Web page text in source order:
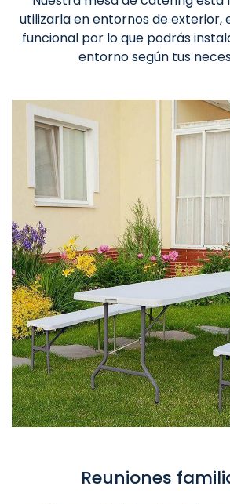
utilizarla en entornos de exterior,
funcional por lo que podrás
entorno según tus
Reuniones